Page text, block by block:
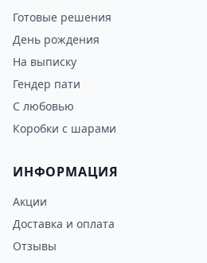
Готовые решения
День рождения
На выписку
Гендер пати
С любовью
Коробки с шарами
ИНФОРМАЦИЯ
Акции
Доставка и оплата
Отзывы